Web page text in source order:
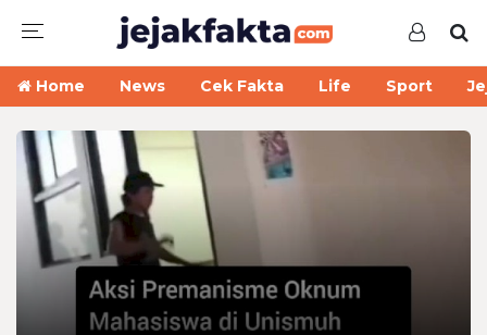
Home News Cek Fakta Life Sport